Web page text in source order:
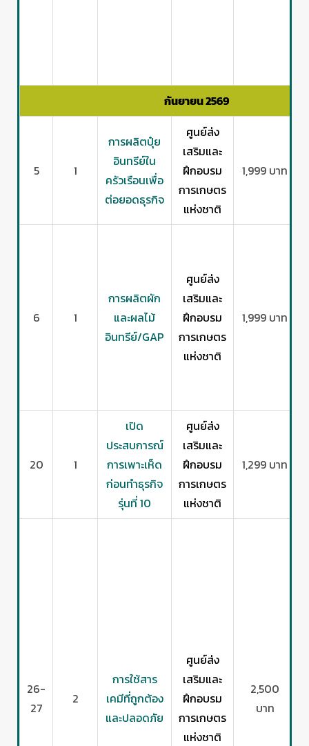
กันยายน 2569
5 1
การผลิตปุ๋ย
อินทรีย์ใน
ครัวเรือนเพื่อ
ต่อยอดธุรกิจ
ศูนย์ส่ง
เสริมและ
ฝึกอบรม
การเกษตร
แห่งชาติ
1,999 บาท
6 1
การผลิตผัก
และผลไม้
อินทรีย์/GAP
ศูนย์ส่ง
เสริมและ
ฝึกอบรม
การเกษตร
แห่งชาติ
1,999 บาท
20 1
เปิด
ประสบการณ์
การเพาะเห็ด
ก่อนทำธุรกิจ
รุ่นที่ 10
ศูนย์ส่ง
เสริมและ
ฝึกอบรม
การเกษตร
แห่งชาติ
1,299 บาท
26-
27
2
การใช้สาร
เคมีที่ถูกต้อง
และปลอดภัย
ศูนย์ส่ง
เสริมและ
ฝึกอบรม
การเกษตร
แห่งชาติ
2,500
บาท